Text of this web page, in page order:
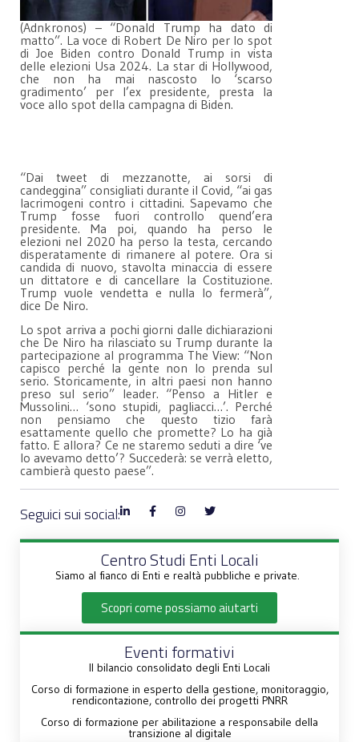
(Adnkronos) – “Donald Trump ha dato di
matto”. La voce di Robert De Niro per lo spot
di Joe Biden contro Donald Trump in vista
delle elezioni Usa 2024. La star di Hollywood,
che non ha mai nascosto lo ‘scarso
gradimento’ per l’ex presidente, presta la
voce allo spot della campagna di Biden.
“Dai tweet di mezzanotte, ai sorsi di
candeggina” consigliati durante il Covid, “ai gas
lacrimogeni contro i cittadini. Sapevamo che
Trump fosse fuori controllo quend’era
presidente. Ma poi, quando ha perso le
elezioni nel 2020 ha perso la testa, cercando
disperatamente di rimanere al potere. Ora si
candida di nuovo, stavolta minaccia di essere
un dittatore e di cancellare la Costituzione.
Trump vuole vendetta e nulla lo fermerà”,
dice De Niro.
Lo spot arriva a pochi giorni dalle dichiarazioni
che De Niro ha rilasciato su Trump durante la
partecipazione al programma The View: “Non
capisco perché la gente non lo prenda sul
serio. Storicamente, in altri paesi non hanno
preso sul serio” leader. “Penso a Hitler e
Mussolini… ‘sono stupidi, pagliacci…’. Perché
non pensiamo che questo tizio farà
esattamente quello che promette? Lo ha già
fatto. E allora? Ce ne staremo seduti a dire ‘ve
lo avevamo detto’? Succederà: se verrà eletto,
cambierà questo paese”.
Seguici sui social:
Centro Studi Enti Locali
Siamo al fianco di Enti e realtà pubbliche e private.
Scopri come possiamo aiutarti
Eventi formativi
Il bilancio consolidato degli Enti Locali
Corso di formazione in esperto della gestione, monitoraggio,
rendicontazione, controllo dei progetti PNRR
Corso di formazione per abilitazione a responsabile della
transizione al digitale